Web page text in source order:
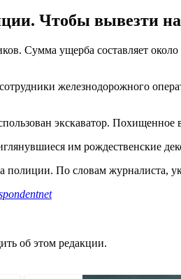
Чтобы вывезти
Сумма ущерба составляет
железнодорожного
экскаватор. Похищенное
им рождественские
полиции. По словам журналиста,
об этом редакции.